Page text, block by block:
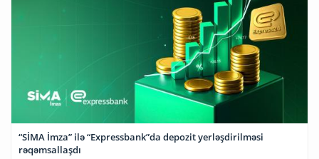
“SİMA İmza” ilə “Expressbank”da depozit yerləşdirilməsi
rəqəmsallaşdı